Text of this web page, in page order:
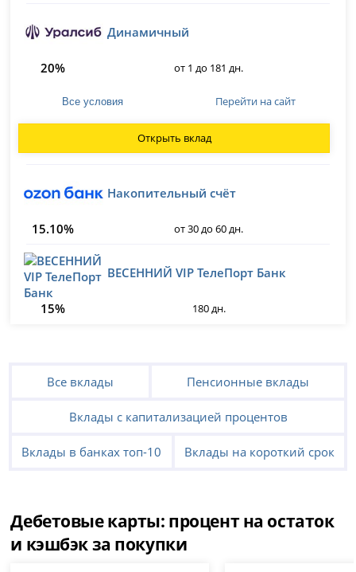
Динамичный
20% от 1 до 181 дн.
Все условия Перейти на сайт
Открыть вклад
Накопительный счёт
15.10% от 30 до 60 дн.
ВЕСЕННИЙ VIP ТелеПорт Банк
15% 180 дн.
Все вклады Пенсионные вклады
Вклады с капитализацией процентов
Вклады в банках топ-10 Вклады на короткий срок
Дебетовые карты: процент на остаток
и кэшбэк за покупки